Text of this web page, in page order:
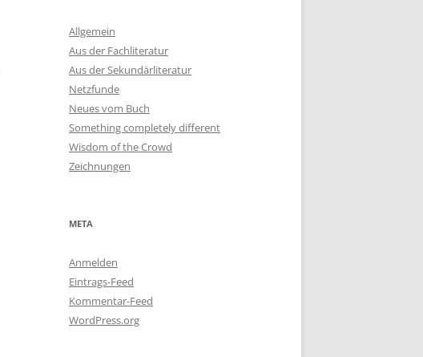
Allgemein
Aus der Fachliteratur
Aus der Sekundärliteratur
Netzfunde
Neues vom Buch
Something completely different
Wisdom of the Crowd
Zeichnungen
META
Anmelden
Eintrags-Feed
Kommentar-Feed
WordPress.org